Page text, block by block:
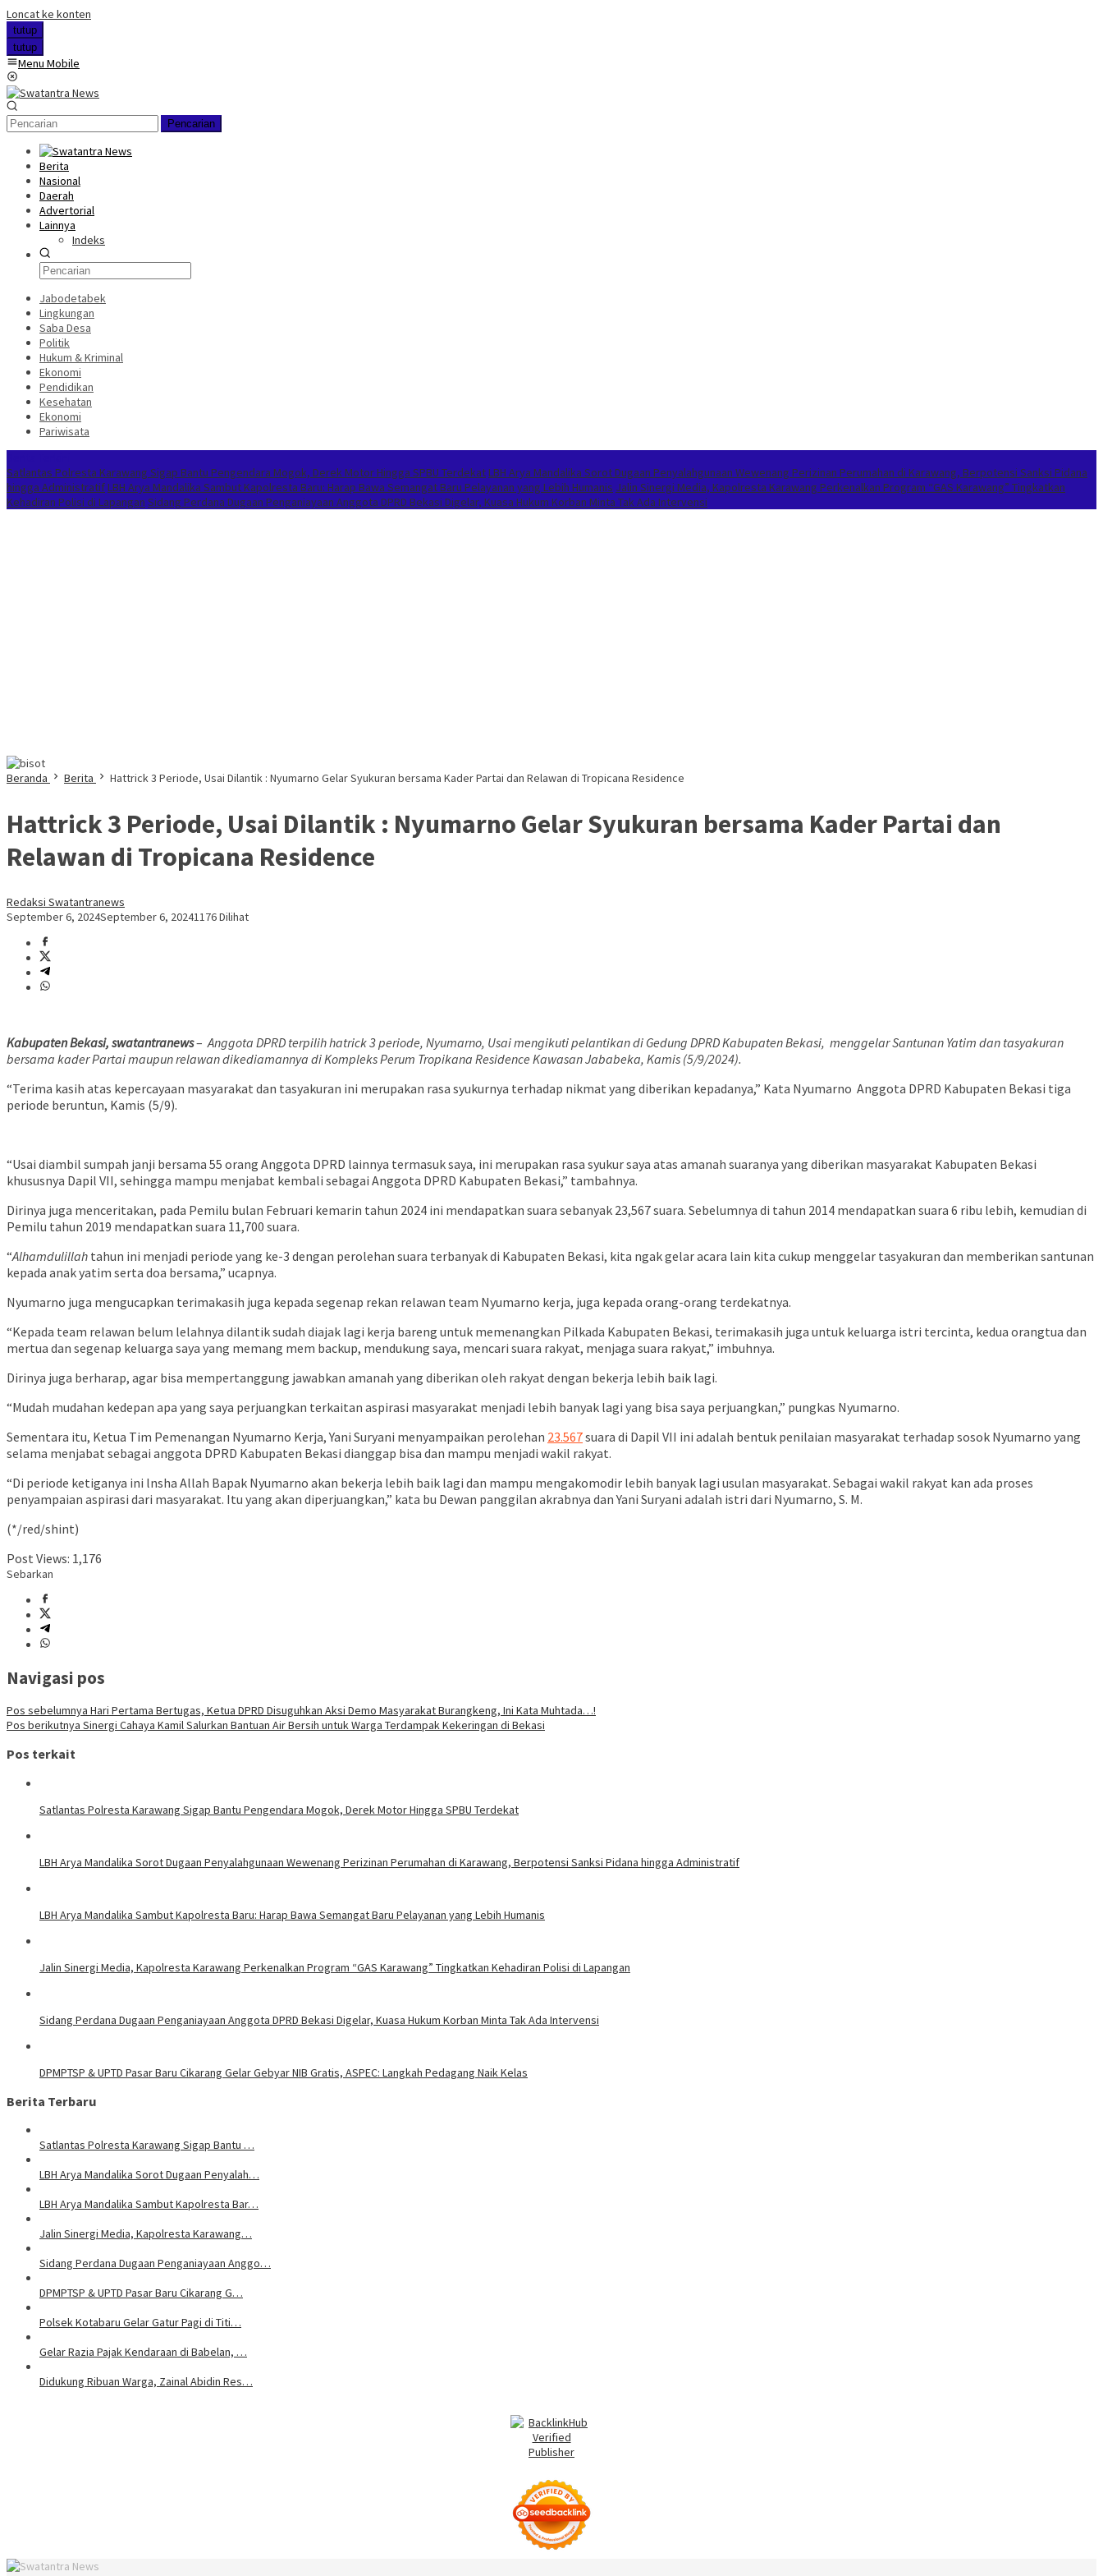
Loncat ke konten
tutup
tutup
Menu Mobile
Pencarian
Berita
Nasional
Daerah
Advertorial
Lainnya
Indeks
Jabodetabek
Lingkungan
Saba Desa
Politik
Hukum & Kriminal
Ekonomi
Pendidikan
Kesehatan
Ekonomi
Pariwisata
Satlantas Polresta Karawang Sigap Bantu Pengendara Mogok, Derek Motor Hingga SPBU Terdekat LBH Arya Mandalika Sorot Dugaan Penyalahgunaan Wewenang Perizinan Perumahan di Karawang, Berpotensi Sanksi Pidana
hingga Administratif LBH Arya Mandalika Sambut Kapolresta Baru: Harap Bawa Semangat Baru Pelayanan yang Lebih Humanis Jalin Sinergi Media, Kapolresta Karawang Perkenalkan Program “GAS Karawang” Tingkatkan
Kehadiran Polisi di Lapangan Sidang Perdana Dugaan Penganiayaan Anggota DPRD Bekasi Digelar, Kuasa Hukum Korban Minta Tak Ada Intervensi
Beranda Berita Hattrick 3 Periode, Usai Dilantik : Nyumarno Gelar Syukuran bersama Kader Partai dan Relawan di Tropicana Residence
Hattrick 3 Periode, Usai Dilantik : Nyumarno Gelar Syukuran bersama Kader Partai dan
Relawan di Tropicana Residence
Redaksi Swatantranews
September 6, 2024September 6, 20241176 Dilihat
Kabupaten Bekasi, swatantranews–Anggota DPRD terpilih hatrick 3 periode, Nyumarno, Usai mengikuti pelantikan di Gedung DPRD Kabupaten Bekasi, menggelar Santunan Yatim dan tasyakuran
bersama kader Partai maupun relawan dikediamannya di Kompleks Perum Tropikana Residence Kawasan Jababeka, Kamis (5/9/2024).
“Terima kasih atas kepercayaan masyarakat dan tasyakuran ini merupakan rasa syukurnya terhadap nikmat yang diberikan kepadanya,” Kata Nyumarno Anggota DPRD Kabupaten Bekasi tiga
periode beruntun, Kamis (5/9).
“Usai diambil sumpah janji bersama 55 orang Anggota DPRD lainnya termasuk saya, ini merupakan rasa syukur saya atas amanah suaranya yang diberikan masyarakat Kabupaten Bekasi
khususnya Dapil VII, sehingga mampu menjabat kembali sebagai Anggota DPRD Kabupaten Bekasi,” tambahnya.
Dirinya juga menceritakan, pada Pemilu bulan Februari kemarin tahun 2024 ini mendapatkan suara sebanyak 23,567 suara. Sebelumnya di tahun 2014 mendapatkan suara 6 ribu lebih, kemudian di
Pemilu tahun 2019 mendapatkan suara 11,700 suara.
“Alhamdulillah tahun ini menjadi periode yang ke-3 dengan perolehan suara terbanyak di Kabupaten Bekasi, kita ngak gelar acara lain kita cukup menggelar tasyakuran dan memberikan santunan
kepada anak yatim serta doa bersama,” ucapnya.
Nyumarno juga mengucapkan terimakasih juga kepada segenap rekan relawan team Nyumarno kerja, juga kepada orang-orang terdekatnya.
“Kepada team relawan belum lelahnya dilantik sudah diajak lagi kerja bareng untuk memenangkan Pilkada Kabupaten Bekasi, terimakasih juga untuk keluarga istri tercinta, kedua orangtua dan
mertua dan segenap keluarga saya yang memang mem backup, mendukung saya, mencari suara rakyat, menjaga suara rakyat,” imbuhnya.
Dirinya juga berharap, agar bisa mempertanggung jawabkan amanah yang diberikan oleh rakyat dengan bekerja lebih baik lagi.
“Mudah mudahan kedepan apa yang saya perjuangkan terkaitan aspirasi masyarakat menjadi lebih banyak lagi yang bisa saya perjuangkan,” pungkas Nyumarno.
Sementara itu, Ketua Tim Pemenangan Nyumarno Kerja, Yani Suryani menyampaikan perolehan 23.567suara di Dapil VII ini adalah bentuk penilaian masyarakat terhadap sosok Nyumarno yang
selama menjabat sebagai anggota DPRD Kabupaten Bekasi dianggap bisa dan mampu menjadi wakil rakyat.
“Di periode ketiganya ini lnsha Allah Bapak Nyumarno akan bekerja lebih baik lagi dan mampu mengakomodir lebih banyak lagi usulan masyarakat. Sebagai wakil rakyat kan ada proses
penyampaian aspirasi dari masyarakat. Itu yang akan diperjuangkan,” kata bu Dewan panggilan akrabnya dan Yani Suryani adalah istri dari Nyumarno, S. M.
(*/red/shint)
Post Views: 1,176
Sebarkan
Navigasi pos
Pos sebelumnya Hari Pertama Bertugas, Ketua DPRD Disuguhkan Aksi Demo Masyarakat Burangkeng, Ini Kata Muhtada…!
Pos berikutnya Sinergi Cahaya Kamil Salurkan Bantuan Air Bersih untuk Warga Terdampak Kekeringan di Bekasi
Pos terkait
Satlantas Polresta Karawang Sigap Bantu Pengendara Mogok, Derek Motor Hingga SPBU Terdekat
LBH Arya Mandalika Sorot Dugaan Penyalahgunaan Wewenang Perizinan Perumahan di Karawang, Berpotensi Sanksi Pidana hingga Administratif
LBH Arya Mandalika Sambut Kapolresta Baru: Harap Bawa Semangat Baru Pelayanan yang Lebih Humanis
Jalin Sinergi Media, Kapolresta Karawang Perkenalkan Program “GAS Karawang” Tingkatkan Kehadiran Polisi di Lapangan
Sidang Perdana Dugaan Penganiayaan Anggota DPRD Bekasi Digelar, Kuasa Hukum Korban Minta Tak Ada Intervensi
DPMPTSP & UPTD Pasar Baru Cikarang Gelar Gebyar NIB Gratis, ASPEC: Langkah Pedagang Naik Kelas
Berita Terbaru
Satlantas Polresta Karawang Sigap Bantu …
LBH Arya Mandalika Sorot Dugaan Penyalah…
LBH Arya Mandalika Sambut Kapolresta Bar…
Jalin Sinergi Media, Kapolresta Karawang…
Sidang Perdana Dugaan Penganiayaan Anggo…
DPMPTSP & UPTD Pasar Baru Cikarang G…
Polsek Kotabaru Gelar Gatur Pagi di Titi…
Gelar Razia Pajak Kendaraan di Babelan, …
Didukung Ribuan Warga, Zainal Abidin Res…